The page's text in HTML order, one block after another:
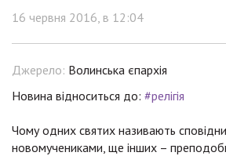
16 червня 2016, в 12:04
Джерело: Волинська єпархія
Новина відноситься до: #релігія
Чому одних святих називають
новомучениками, ще інших –